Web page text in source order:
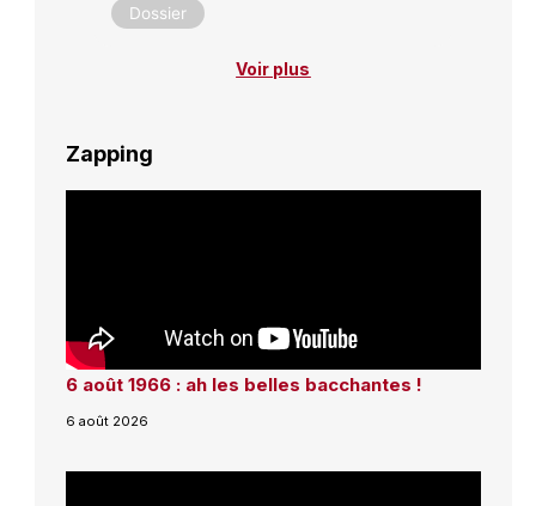
Dossier
Voir plus
Zapping
6 août 1966 : ah les belles bacchantes !
6 août 2026